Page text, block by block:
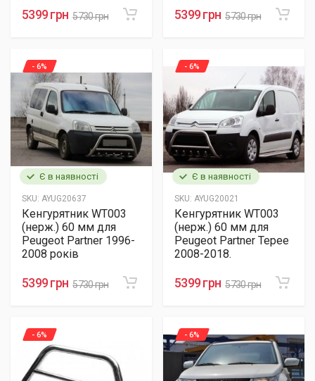
5399 грн 5730 грн 5399 грн 5730 грн
Є в наявності
SKU: AYUG20637
- 6%
Кенгурятник WT003
(нерж.) 60 мм для
Peugeot Partner 1996-
2008 років
5399 грн 5730 грн
Є в наявності
SKU: AYUG20021
- 6%
Кенгурятник WT003
(нерж.) 60 мм для
Peugeot Partner Tepee
2008-2018.
5399 грн 5730 грн
- 6% - 6%